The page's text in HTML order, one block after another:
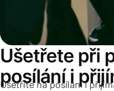
Ušetřete při
posílání i
Ušetříte na posílání i